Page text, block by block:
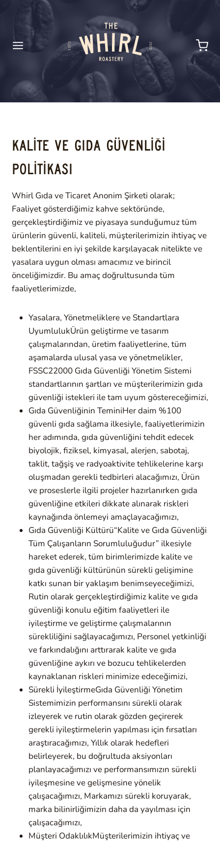
KALİTE VE GIDA GÜVENLİĞİ
POLİTİKASI
Whirl Gıda ve Ticaret Anonim Şirketi olarak;
Faaliyet gösterdiğimiz kahve sektöründe,
gerçekleştirdiğimiz ve piyasaya sunduğumuz tüm
ürünlerin güvenli, kaliteli, müşterilerimizin ihtiyaç ve
beklentilerini en iyi şekilde karşılayacak nitelikte ve
yasalara uygun olması amacımız ve birincil
önceliğimizdir. Bu amaç doğrultusunda tüm
faaliyetlerimizde,
Yasalara, Yönetmeliklere ve Standartlara
UyumlulukÜrün geliştirme ve tasarım
çalışmalarından, üretim faaliyetlerine, tüm
aşamalarda ulusal yasa ve yönetmelikler,
FSSC22000 Gıda Güvenliği Yönetim Sistemi
standartlarının şartları ve müşterilerimizin gıda
güvenliği istekleri ile tam uyum göstereceğimizi,
Gıda Güvenliğinin TeminiHer daim %100
güvenli gıda sağlama ilkesiyle, faaliyetlerimizin
her adımında, gıda güvenliğini tehdit edecek
biyolojik, fiziksel, kimyasal, alerjen, sabotaj,
taklit, tağşiş ve radyoaktivite tehlikelerine karşı
oluşmadan gerekli tedbirleri alacağımızı, Ürün
ve proseslerle ilgili projeler hazırlanırken gıda
güvenliğine etkileri dikkate alınarak riskleri
kaynağında önlemeyi amaçlayacağımızı,
Gıda Güvenliği Kültürü“Kalite ve Gıda Güvenliği
Tüm Çalışanların Sorumluluğudur” ilkesiyle
hareket ederek, tüm birimlerimizde kalite ve
gıda güvenliği kültürünün sürekli gelişimine
katkı sunan bir yaklaşım benimseyeceğimizi,
Rutin olarak gerçekleştirdiğimiz kalite ve gıda
güvenliği konulu eğitim faaliyetleri ile
iyileştirme ve geliştirme çalışmalarının
sürekliliğini sağlayacağımızı, Personel yetkinliği
ve farkındalığını arttırarak kalite ve gıda
güvenliğine aykırı ve bozucu tehlikelerden
kaynaklanan riskleri minimize edeceğimizi,
Sürekli İyileştirmeGıda Güvenliği Yönetim
Sistemimizin performansını sürekli olarak
izleyerek ve rutin olarak gözden geçirerek
gerekli iyileştirmelerin yapılması için fırsatları
araştıracağımızı, Yıllık olarak hedefleri
belirleyerek, bu doğrultuda aksiyonları
planlayacağımızı ve performansımızın sürekli
iyileşmesine ve gelişmesine yönelik
çalışacağımızı, Markamızı sürekli koruyarak,
marka bilinirliğimizin daha da yayılması için
çalışacağımızı,
Müşteri OdaklılıkMüşterilerimizin ihtiyaç ve